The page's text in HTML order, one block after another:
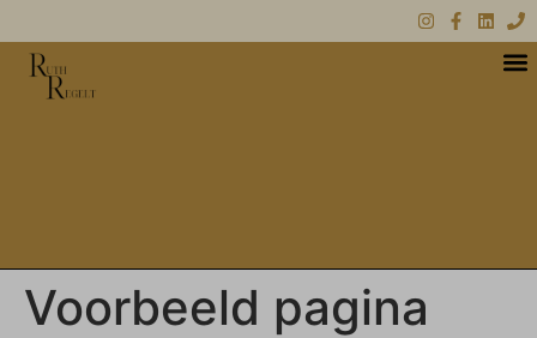
Voorbeeld pagina